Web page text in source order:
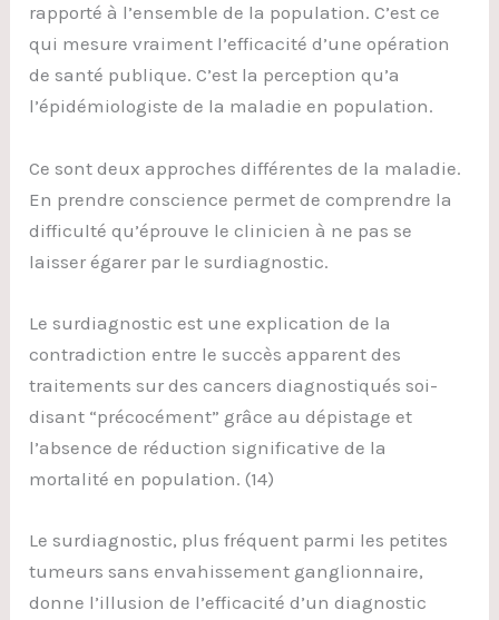
rapporté à l’ensemble de la population. C’est ce
qui mesure vraiment l’efficacité d’une opération
de santé publique. C’est la perception qu’a
l’épidémiologiste de la maladie en population.
Ce sont deux approches différentes de la maladie.
En prendre conscience permet de comprendre la
difficulté qu’éprouve le clinicien à ne pas se
laisser égarer par le surdiagnostic.
Le surdiagnostic est une explication de la
contradiction entre le succès apparent des
traitements sur des cancers diagnostiqués soi-
disant “précocément” grâce au dépistage et
l’absence de réduction significative de la
mortalité en population. (14)
Le surdiagnostic, plus fréquent parmi les petites
tumeurs sans envahissement ganglionnaire,
donne l’illusion de l’efficacité d’un diagnostic